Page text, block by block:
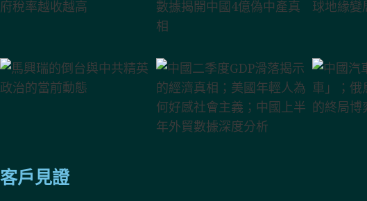
客戶見證